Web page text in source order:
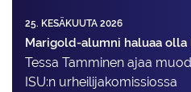
25. KESÄKUUTA 2026
Marigold-alumni haluaa olla
Tessa Tamminen ajaa
ISU:n urheilija­komissiossa